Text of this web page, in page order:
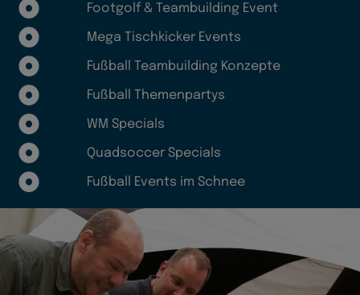
Footgolf & Teambuilding Event
Mega Tischkicker Events
Fußball Teambuilding Konzepte
Fußball Themenpartys
WM Specials
Quadsoccer Specials
Fußball Events im Schnee